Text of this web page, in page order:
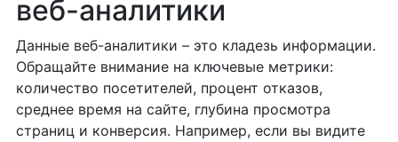
веб-аналитики
Данные веб-аналитики – это кладезь информации.
Обращайте внимание на ключевые метрики:
количество посетителей, процент отказов,
среднее время на сайте, глубина просмотра
страниц и конверсия. Например, если вы видите